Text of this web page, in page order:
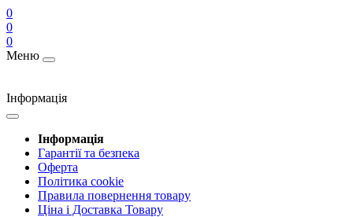
0
0
0
Меню
Інформація
Інформація
Гарантії та безпека
Оферта
Політика cookie
Правила повернення товару
Ціна і Доставка Товару